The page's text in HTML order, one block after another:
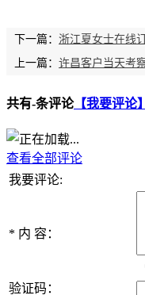
下一篇： 浙江夏女士在线
上一篇： 许昌客户当天考
共有-条评论【我要评论】
查看全部评论
我要评论:
* 内 容：
验证码：